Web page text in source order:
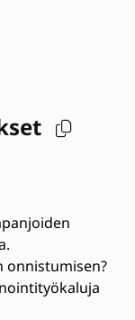
onnistumisen?